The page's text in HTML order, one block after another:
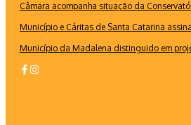
Câmara acompanha situação da
Município e Cáritas de Santa Catarina
Município da Madalena distinguido em